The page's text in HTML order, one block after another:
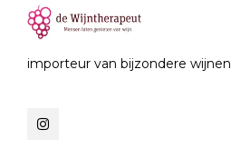
importeur van bijzondere wijnen